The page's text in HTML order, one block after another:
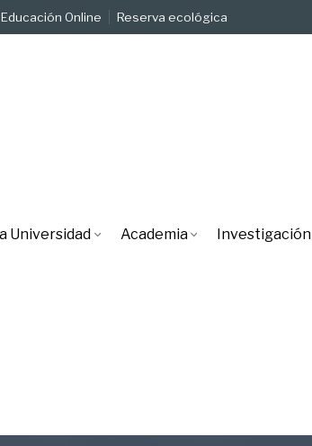
Educación Online Reserva ecológica
Universidad Academia Investigación